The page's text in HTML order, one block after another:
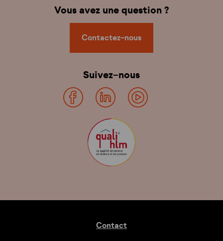
Vous avez une question ?
Contactez-nous
Suivez-nous
Contact